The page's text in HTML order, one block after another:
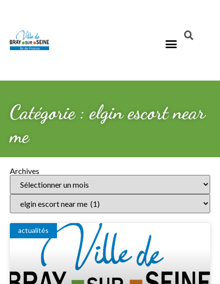
Catégorie : elgin escort near
me
Archives
actualités